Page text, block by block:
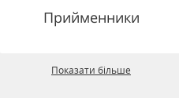
Прийменники
Показати більше